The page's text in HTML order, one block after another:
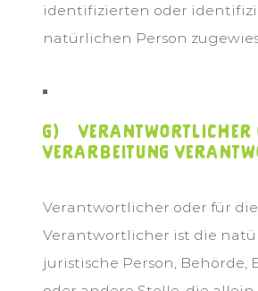
identifizierten oder
natürlichen Person
g) Verantwortlicher
Verarbeitung
Verantwortlicher oder für
Verantwortlicher ist die
juristische Person, Behörde,